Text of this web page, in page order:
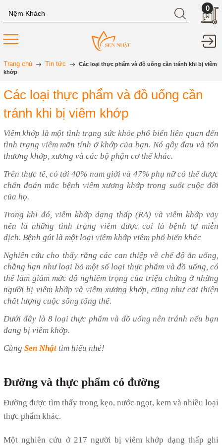
0
Trang chủ Tin tức
Các loại thực phẩm và đồ uống cần tránh khi bị viêm
khớp
Các loại thực phẩm và đồ uống cần
tránh khi bị viêm khớp
Viêm khớp là một tình trạng sức khỏe phổ biến liên quan đến
tình trạng viêm mãn tính ở khớp của bạn. Nó gây đau và tổn
thương khớp, xương và các bộ phận cơ thể khác.
Trên thực tế, có tới 40% nam giới và 47% phụ nữ có thể được
chẩn đoán mắc bệnh viêm xương khớp trong suốt cuộc đời
của họ.
Trong khi đó, viêm khớp dạng thấp (RA) và viêm khớp vảy
nến là những tình trạng viêm được coi là bệnh tự miễn
dịch. Bệnh gút là một loại viêm khớp viêm phổ biến khác
Nghiên cứu cho thấy rằng các can thiệp về chế độ ăn uống,
chẳng hạn như loại bỏ một số loại thực phẩm và đồ uống, có
thể làm giảm mức độ nghiêm trọng của triệu chứng ở những
người bị viêm khớp và viêm xương khớp, cũng như cải thiện
chất lượng cuộc sống tổng thể.
Dưới đây là 8 loại thực phẩm và đồ uống nên tránh nếu bạn
đang bị viêm khớp.
Cùng Sen Nhật tìm hiểu nhé!
Đường và thực phẩm có đường
Đường được tìm thấy trong kẹo, nước ngọt, kem và nhiều loại
thực phẩm khác.
Một nghiên cứu ở 217 người bị viêm khớp dạng thấp ghi